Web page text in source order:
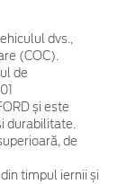
dvs.,
(COC).
de
și este
durabilitate.
de
timpul iernii și